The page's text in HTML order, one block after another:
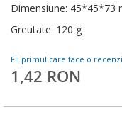
Dimensiune: 45*45*73
Greutate: 120 g
Fii primul care face o
1,42 RON